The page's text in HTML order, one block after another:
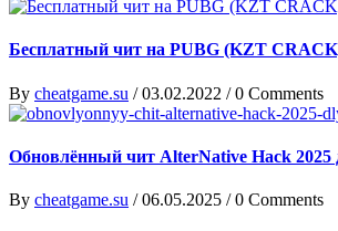
Бесплатный чит на PUBG (KZT
By cheatgame.su /03.02.2022 /0 Comments
Обновлённый чит AlterNative Hack 2025
By cheatgame.su /06.05.2025 /0 Comments